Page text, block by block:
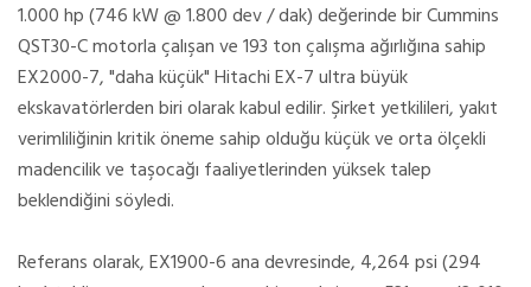
1.000 hp (746 kW @ 1.800 dev / dak) değerinde bir Cummins
QST30-C motorla çalışan ve 193 ton çalışma ağırlığına sahip
EX2000-7, "daha küçük" Hitachi EX-7 ultra büyük
ekskavatörlerden biri olarak kabul edilir. Şirket yetkilileri, yakıt
verimliliğinin kritik öneme sahip olduğu küçük ve orta ölçekli
madencilik ve taşocağı faaliyetlerinden yüksek talep
beklendiğini söyledi.
Referans olarak, EX1900-6 ana devresinde, 4,264 psi (294